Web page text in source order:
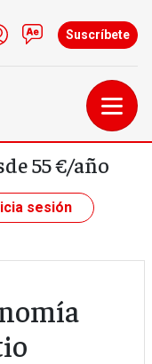
de cuenta de
Iniciar sesión
Contacto
Suscríbete
55 €/año
sesión